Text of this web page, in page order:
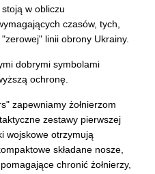
w obliczu
czasów, tych,
linii obrony Ukrainy.
dobrymi symbolami
ochronę.
zapewniamy żołnierzom
zestawy pierwszej
wojskowe otrzymują
składane nosze,
chronić żołnierzy,